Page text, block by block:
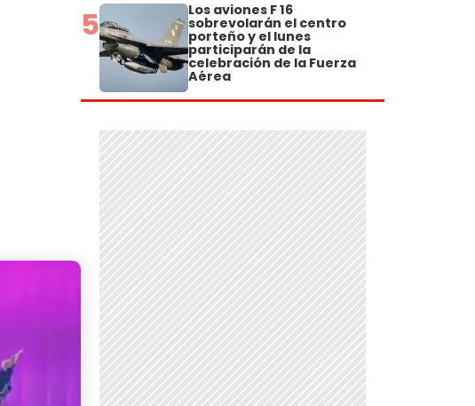
5 Los aviones F 16
sobrevolarán el centro
porteño y el lunes
participarán de la
celebración de la Fuerza
Aérea